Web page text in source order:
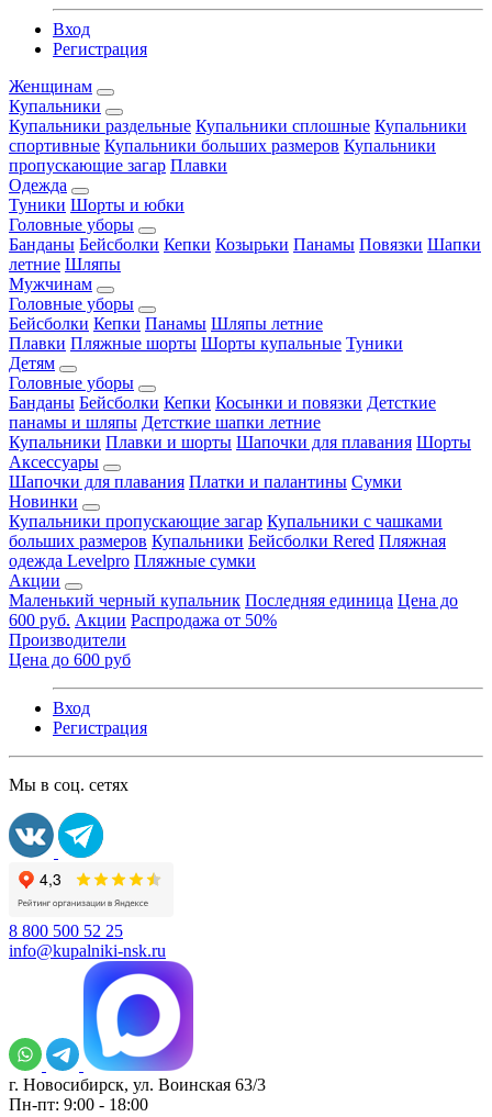
Вход
Регистрация
Женщинам
Купальники
Купальники раздельные Купальники сплошные Купальники
спортивные Купальники больших размеров Купальники
пропускающие загар Плавки
Одежда
Туники Шорты и юбки
Головные уборы
Банданы Бейсболки Кепки Козырьки Панамы Повязки Шапки
летние Шляпы
Мужчинам
Головные уборы
Бейсболки Кепки Панамы Шляпы летние
Плавки Пляжные шорты Шорты купальные Туники
Детям
Головные уборы
Банданы Бейсболки Кепки Косынки и повязки Детсткие
панамы и шляпы Детсткие шапки летние
Купальники Плавки и шорты Шапочки для плавания Шорты
Аксессуары
Шапочки для плавания Платки и палантины Сумки
Новинки
Купальники пропускающие загар Купальники с чашками
больших размеров Купальники Бейсболки Rered Пляжная
одежда Levelpro Пляжные сумки
Акции
Маленький черный купальник Последняя единица Цена до
600 руб. Акции Распродажа от 50%
Производители
Цена до 600 руб
Вход
Регистрация
Мы в соц. сетях
8 800 500 52 25
info@kupalniki-nsk.ru
г. Новосибирск, ул. Воинская 63/3
Пн-пт: 9:00 - 18:00